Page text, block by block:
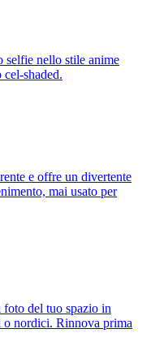
nello stile anime
shaded.
e offre un divertente
mai usato per
del tuo spazio in
o nordici. Rinnova prima